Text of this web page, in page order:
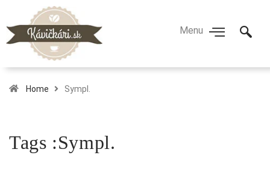
Home Sympl.
Tags :Sympl.